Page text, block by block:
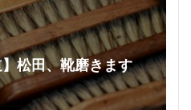
松田、靴磨きます